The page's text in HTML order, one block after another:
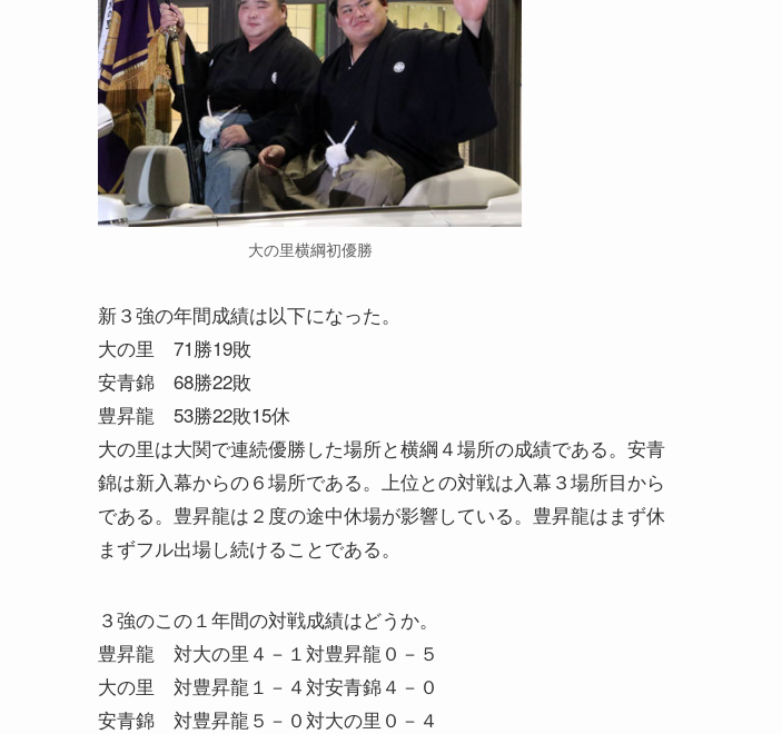
大の里横綱初優勝
新３強の年間成績は以下になった。
大の里 71勝19敗
安青錦 68勝22敗
豊昇龍 53勝22敗15休
大の里は大関で連続優勝した場所と横綱４場所の成績である。安青
錦は新入幕からの６場所である。上位との対戦は入幕３場所目から
である。豊昇龍は２度の途中休場が影響している。豊昇龍はまず休
まずフル出場し続けることである。
３強のこの１年間の対戦成績はどうか。
豊昇龍 対大の里４－１対豊昇龍０－５
大の里 対豊昇龍１－４対安青錦４－０
安青錦 対豊昇龍５－０対大の里０－４